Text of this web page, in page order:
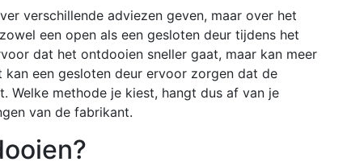
verschillende adviezen geven, maar over het
een open als een gesloten deur tijdens het
dat het ontdooien sneller gaat, maar kan meer
kan een gesloten deur ervoor zorgen dat de
Welke methode je kiest, hangt dus af van je
van de fabrikant.